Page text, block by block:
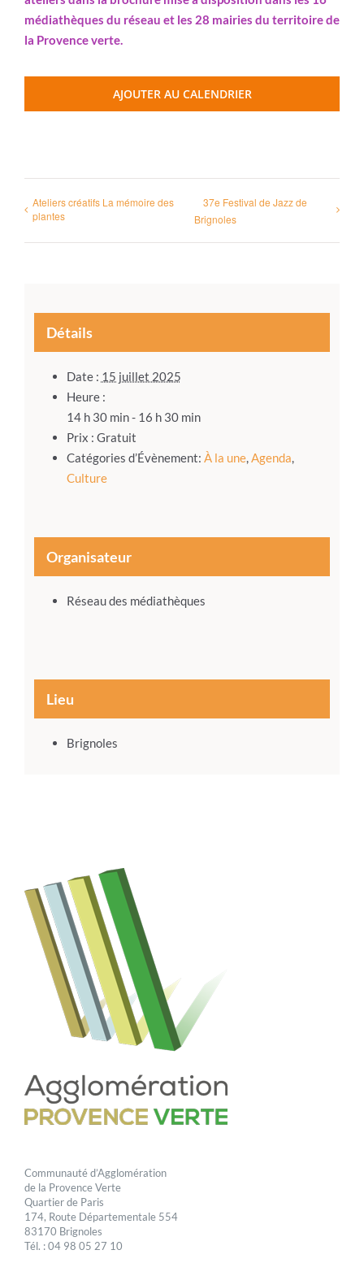
médiathèques du réseau et les 28 mairies du territoire de
la Provence verte.
AJOUTER AU CALENDRIER
Ateliers créatifs La mémoire des
plantes
37e Festival de Jazz de
Brignoles
Détails
Date : 15 juillet 2025
Heure :
14 h 30 min - 16 h 30 min
Prix : Gratuit
Catégories d’Évènement: À la une, Agenda
Culture
Organisateur
Réseau des médiathèques
Lieu
Brignoles
Communauté d’Agglomération
de la Provence Verte
Quartier de Paris
174, Route Départementale 554
83170 Brignoles
Tél. : 04 98 05 27 10